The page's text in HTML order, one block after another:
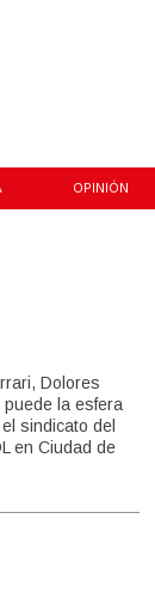
OPINIÓN
Dolores
la esfera
sindicato del
en Ciudad de